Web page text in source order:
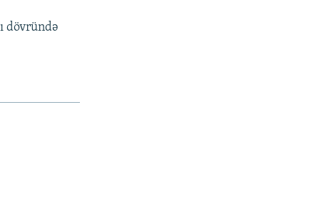
dövründə